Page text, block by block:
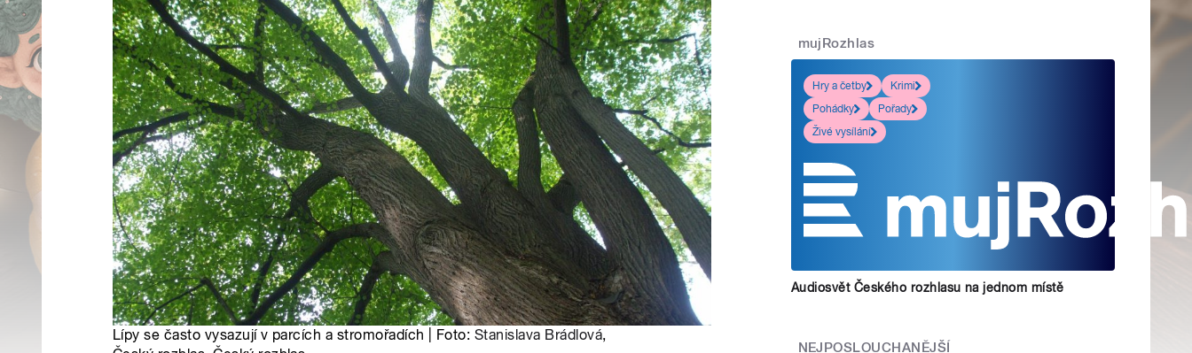
Lípy se často vysazují v parcích a stromořadích | Foto: Stanislava Brádlová,
mujRozhlas
Hry a četby
Krimi
Pohádky
Pořady
Živé vysílání
Audiosvět Českého rozhlasu na jednom místě
NEJPOSLOUCHANĚJŠÍ